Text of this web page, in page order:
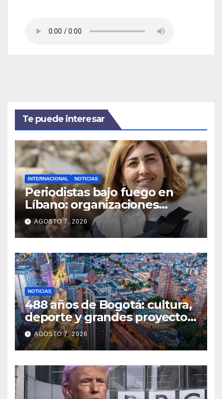
Te puede interesar
INTERNACIONAL NOTICIAS
Periodistas bajo fuego en
Líbano: organizaciones
denuncian ataques y exigen
justicia
AGOSTO 7, 2026
NOTICIAS
488 años de Bogotá: cultura,
deporte y grandes proyectos
marcan el aniversario de la
capital
AGOSTO 7, 2026